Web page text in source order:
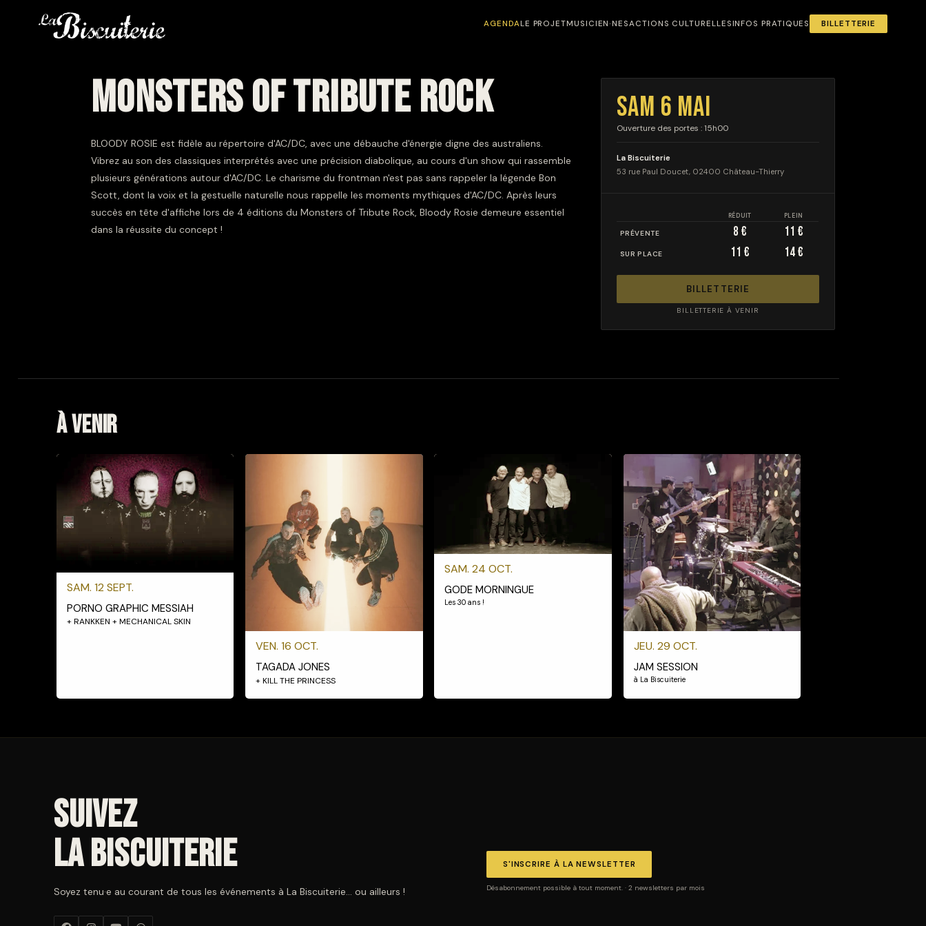
AGENDALE PROJETMUSICIEN·NESACTIONS CULTURELLESINFOS PRATIQUES BILLETTERIE
MONSTERS OF TRIBUTE ROCK
BLOODY ROSIE est fidèle au répertoire d'AC/DC, avec une débauche d'énergie digne des australiens.
Vibrez au son des classiques interprétés avec une précision diabolique, au cours d'un show qui rassemble
plusieurs générations autour d'AC/DC. Le charisme du frontman n'est pas sans rappeler la légende Bon
Scott, dont la voix et la gestuelle naturelle nous rappelle les moments mythiques d'AC/DC. Après leurs
succès en tête d'affiche lors de 4 éditions du Monsters of Tribute Rock, Bloody Rosie demeure essentiel
dans la réussite du concept !
SAM 6 MAI
Ouverture des portes : 15h00
La Biscuiterie
53 rue Paul Doucet, 02400 Château-Thierry
RÉDUIT PLEIN
PRÉVENTE 8 € 11 €
SUR PLACE 11 € 14 €
BILLETTERIE
BILLETTERIE À VENIR
À venir
SAM. 12 SEPT.
PORNO GRAPHIC MESSIAH
+ RANKKEN + MECHANICAL SKIN
VEN. 16 OCT.
TAGADA JONES
+ KILL THE PRINCESS
SAM. 24 OCT.
GODE MORNINGUE
Les 30 ans !
JEU. 29 OCT.
JAM SESSION
à La Biscuiterie
Suivez
La Biscuiterie
Soyez tenu·e au courant de tous les événements à La Biscuiterie… ou ailleurs !
S'INSCRIRE À LA NEWSLETTER
Désabonnement possible à tout moment. · 2 newsletters par mois